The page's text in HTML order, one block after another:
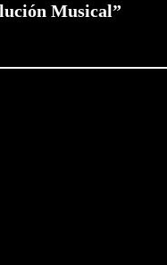
Musical”